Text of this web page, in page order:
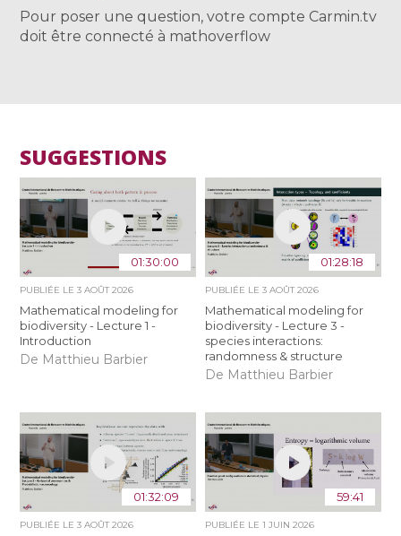
Pour poser une question, votre compte Carmin.tv
doit être connecté à mathoverflow
SUGGESTIONS
01:30:00
PUBLIÉE LE3 AOÛT 2026
Mathematical modeling for
biodiversity - Lecture 1 -
Introduction
De Matthieu Barbier
01:28:18
PUBLIÉE LE 3 AOÛT 2026
Mathematical modeling for
biodiversity - Lecture 3 -
species interactions:
randomness & structure
De Matthieu Barbier
01:32:09
PUBLIÉE LE3 AOÛT 2026
59:41
PUBLIÉE LE 1 JUIN 2026